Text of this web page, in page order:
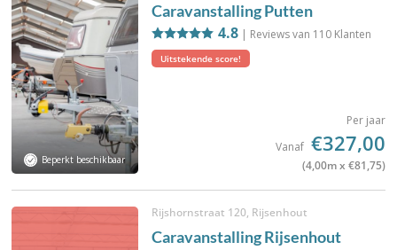
Beperkt beschikbaar
Caravanstalling Putten
4.8| Reviews van 110Klanten
Uitstekende score!
Per jaar
Vanaf €327,00
(4,00m x €81,75)
Rijshornstraat 120, Rijsenhout
Caravanstalling Rijsenhout